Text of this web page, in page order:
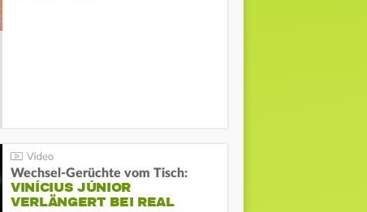
Wechsel-Gerüchte vom Tisch:
VINÍCIUS JÚNIOR
VERLÄNGERT BEI REAL